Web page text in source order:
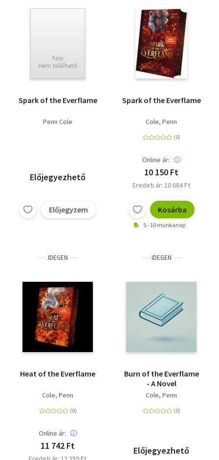
Spark of the Everflame
Penn Cole
Előjegyezhető
Előjegyzem
Spark of the Everflame
Cole, Penn
Online ár:
10 150 Ft
Eredeti ár: 10 684 Ft
Kosárba
5 - 10 munkanap
IDEGEN
Heat of the Everflame
Cole, Penn
Online ár:
11 742 Ft
IDEGEN
Burn of the Everflame
- A Novel
Cole, Penn
Előjegyezhető